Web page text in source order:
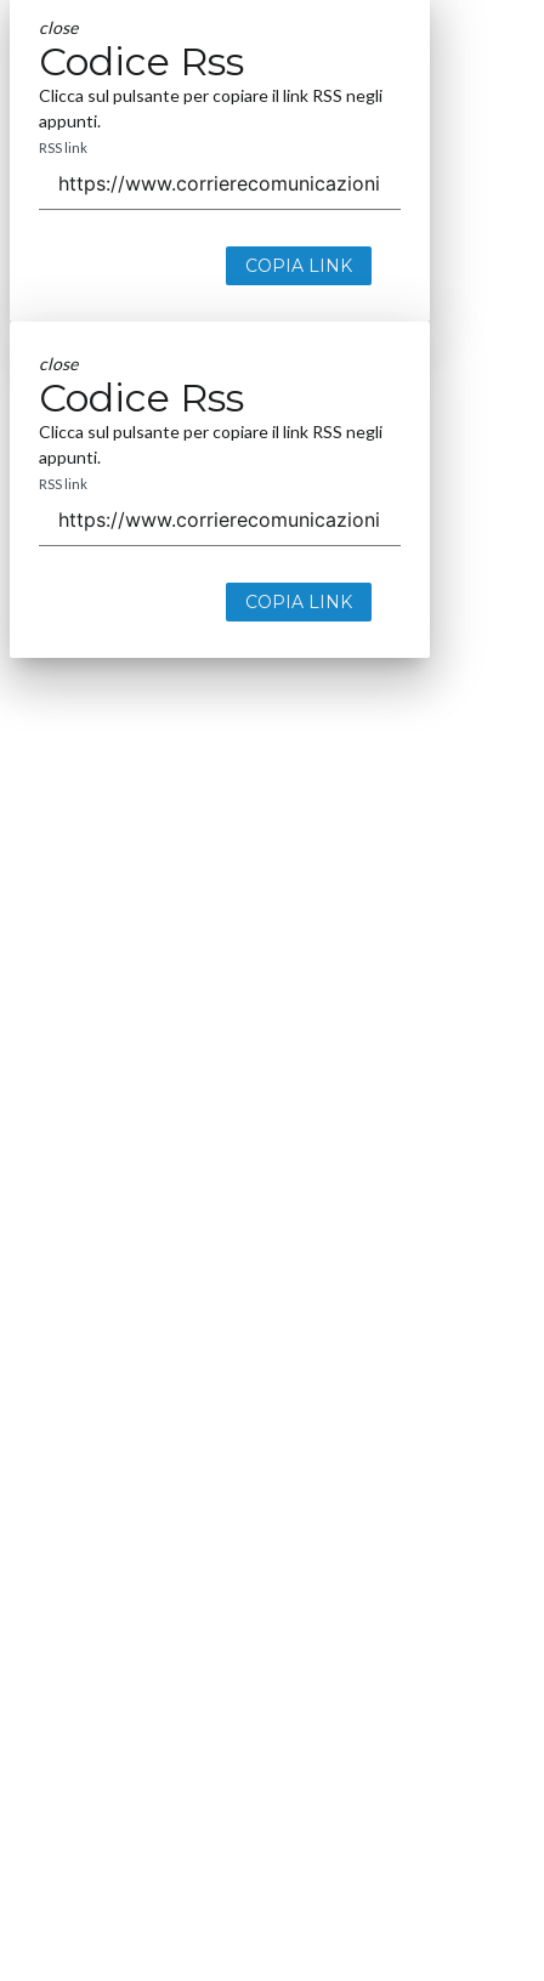
close
Codice Rss
Clicca sul pulsante per copiare il link RSS negli
appunti.
RSS link
COPIA LINK
close
Codice Rss
Clicca sul pulsante per copiare il link RSS negli
appunti.
RSS link
COPIA LINK